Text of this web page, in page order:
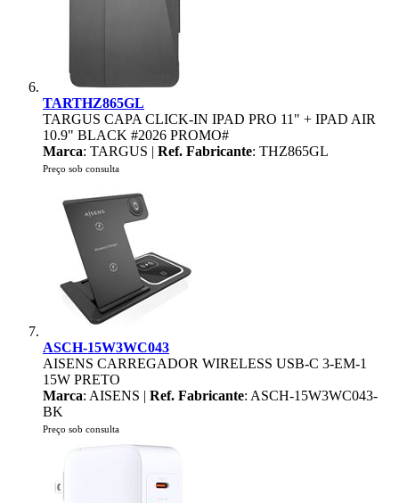
TARTHZ865GL
TARGUS CAPA CLICK-IN IPAD PRO 11" + IPAD AIR
10.9" BLACK #2026 PROMO#
Marca: TARGUS | Ref. Fabricante: THZ865GL
Preço sob consulta
ASCH-15W3WC043
AISENS CARREGADOR WIRELESS USB-C 3-EM-1
15W PRETO
Marca: AISENS | Ref. Fabricante: ASCH-15W3WC043-
BK
Preço sob consulta